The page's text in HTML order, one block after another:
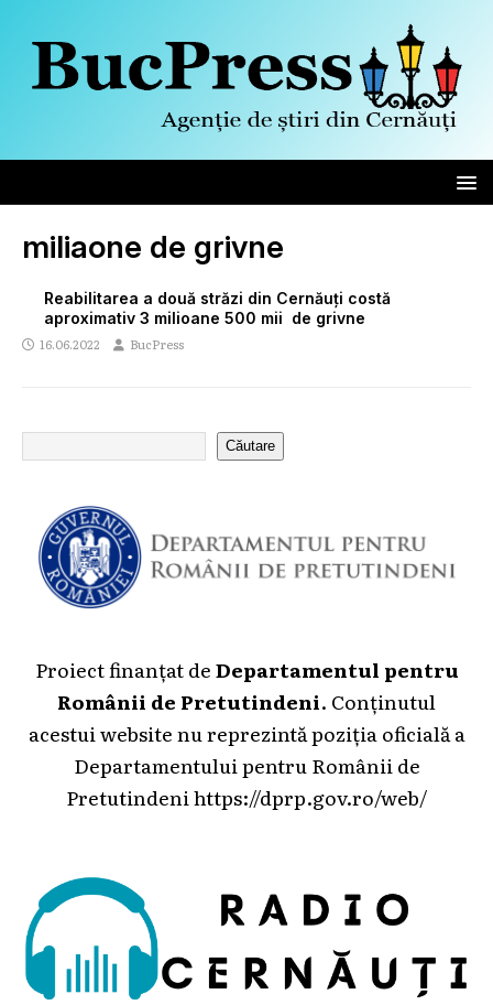
miliaone de grivne
Reabilitarea a două străzi din Cernăuți costă
aproximativ 3 milioane 500 mii de grivne
16.06.2022 BucPress
Căutare
Proiect finanțat deDepartamentul pentru
Românii de Pretutindeni. Conținutul
acestui website nu reprezintă poziția oficială a
Departamentului pentru Românii de
Pretutindeni https://dprp.gov.ro/web/